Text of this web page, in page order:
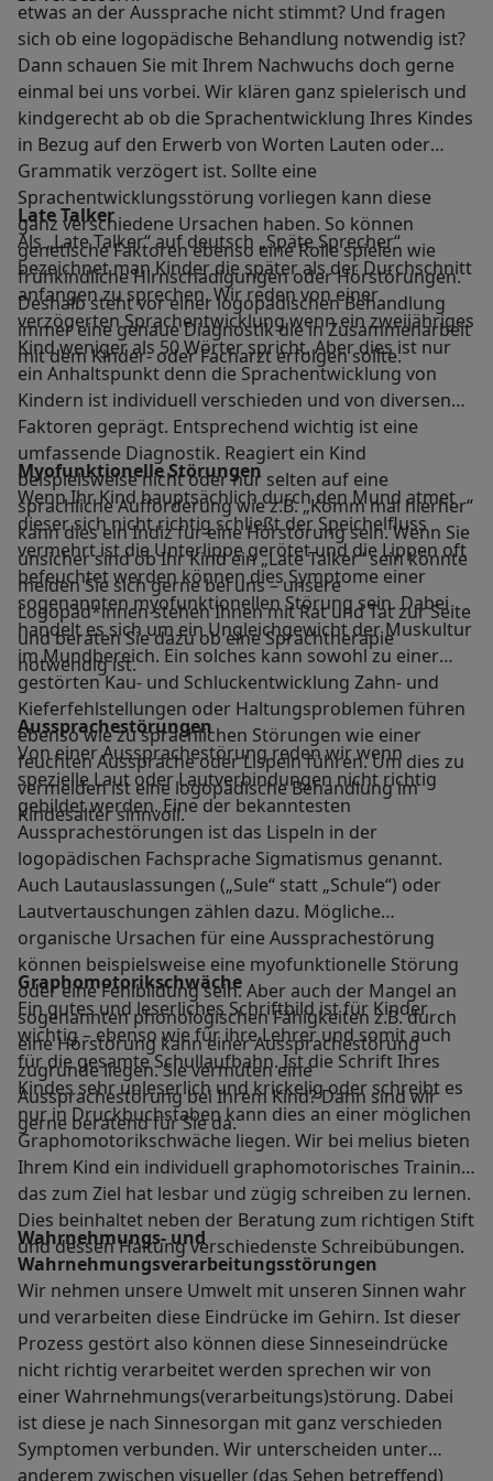
etwas an der Aussprache nicht stimmt? Und fragen
sich ob eine logopädische Behandlung notwendig ist?
Dann schauen Sie mit Ihrem Nachwuchs doch gerne
einmal bei uns vorbei. Wir klären ganz spielerisch und
kindgerecht ab ob die Sprachentwicklung Ihres Kindes
in Bezug auf den Erwerb von Worten Lauten oder
Grammatik verzögert ist. Sollte eine
Sprachentwicklungsstörung vorliegen kann diese
ganz verschiedene Ursachen haben. So können
genetische Faktoren ebenso eine Rolle spielen wie
frühkindliche Hirnschädigungen oder Hörstörungen.
Deshalb steht vor einer logopädischen Behandlung
immer eine genaue Diagnostik die in Zusammenarbeit
mit dem Kinder- oder Facharzt erfolgen sollte.
Late Talker
Als „Late Talker“ auf deutsch „Späte Sprecher“
bezeichnet man Kinder die später als der Durchschnitt
anfangen zu sprechen. Wir reden von einer
verzögerten Sprachentwicklung wenn ein zweijähriges
Kind weniger als 50 Wörter spricht. Aber dies ist nur
ein Anhaltspunkt denn die Sprachentwicklung von
Kindern ist individuell verschieden und von diversen
Faktoren geprägt. Entsprechend wichtig ist eine
umfassende Diagnostik. Reagiert ein Kind
beispielsweise nicht oder nur selten auf eine
sprachliche Aufforderung wie z.B. „Komm mal hierher“
kann dies ein Indiz für eine Hörstörung sein. Wenn Sie
unsicher sind ob Ihr Kind ein „Late Talker“ sein könnte
melden Sie sich gerne bei uns – unsere
Logopäd*innen stehen Ihnen mit Rat und Tat zur Seite
und beraten Sie dazu ob eine Sprachtherapie
notwendig ist.
Myofunktionelle Störungen
Wenn Ihr Kind hauptsächlich durch den Mund atmet
dieser sich nicht richtig schließt der Speichelfluss
vermehrt ist die Unterlippe gerötet und die Lippen oft
befeuchtet werden können dies Symptome einer
sogenannten myofunktionellen Störung sein. Dabei
handelt es sich um ein Ungleichgewicht der Muskultur
im Mundbereich. Ein solches kann sowohl zu einer
gestörten Kau- und Schluckentwicklung Zahn- und
Kieferfehlstellungen oder Haltungsproblemen führen
ebenso wie zu sprachlichen Störungen wie einer
feuchten Aussprache oder Lispeln führen. Um dies zu
vermeiden ist eine logopädische Behandlung im
Kindesalter sinnvoll.
Aussprachestörungen
Von einer Aussprachestörung reden wir wenn
spezielle Laut oder Lautverbindungen nicht richtig
gebildet werden. Eine der bekanntesten
Aussprachestörungen ist das Lispeln in der
logopädischen Fachsprache Sigmatismus genannt.
Auch Lautauslassungen („Sule“ statt „Schule“) oder
Lautvertauschungen zählen dazu. Mögliche
organische Ursachen für eine Aussprachestörung
können beispielsweise eine myofunktionelle Störung
oder eine Fehlbildung sein. Aber auch der Mangel an
sogenannten phonologischen Fähigkeiten z.B. durch
eine Hörstörung kann einer Aussprachestörung
zugrunde liegen. Sie vermuten eine
Aussprachestörung bei Ihrem Kind? Dann sind wir
gerne beratend für Sie da.
Graphomotorikschwäche
Ein gutes und leserliches Schriftbild ist für Kinder
wichtig – ebenso wie für ihre Lehrer und somit auch
für die gesamte Schullaufbahn. Ist die Schrift Ihres
Kindes sehr unleserlich und krickelig oder schreibt es
nur in Druckbuchstaben kann dies an einer möglichen
Graphomotorikschwäche liegen. Wir bei melius bieten
Ihrem Kind ein individuell graphomotorisches Training
das zum Ziel hat lesbar und zügig schreiben zu lernen.
Dies beinhaltet neben der Beratung zum richtigen Stift
und dessen Haltung verschiedenste Schreibübungen.
Wahrnehmungs- und
Wahrnehmungsverarbeitungsstörungen
Wir nehmen unsere Umwelt mit unseren Sinnen wahr
und verarbeiten diese Eindrücke im Gehirn. Ist dieser
Prozess gestört also können diese Sinneseindrücke
nicht richtig verarbeitet werden sprechen wir von
einer Wahrnehmungs(verarbeitungs)störung. Dabei
ist diese je nach Sinnesorgan mit ganz verschieden
Symptomen verbunden. Wir unterscheiden unter
anderem zwischen visueller (das Sehen betreffend)